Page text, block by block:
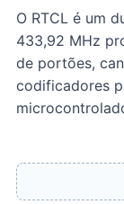
O RTCL é um
433,92 MHz
de portões,
codificadores